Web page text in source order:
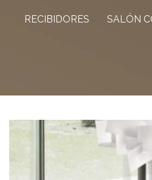
RECIBIDORES SALÓN